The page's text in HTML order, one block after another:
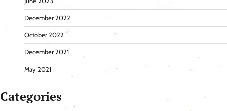
December 2022
October 2022
December 2021
May 2021
Categories